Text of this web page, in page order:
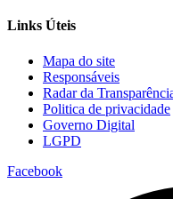
Links Úteis
Mapa do site
Responsáveis
Radar da
Politica de privacidade
Governo Digital
LGPD
Facebook